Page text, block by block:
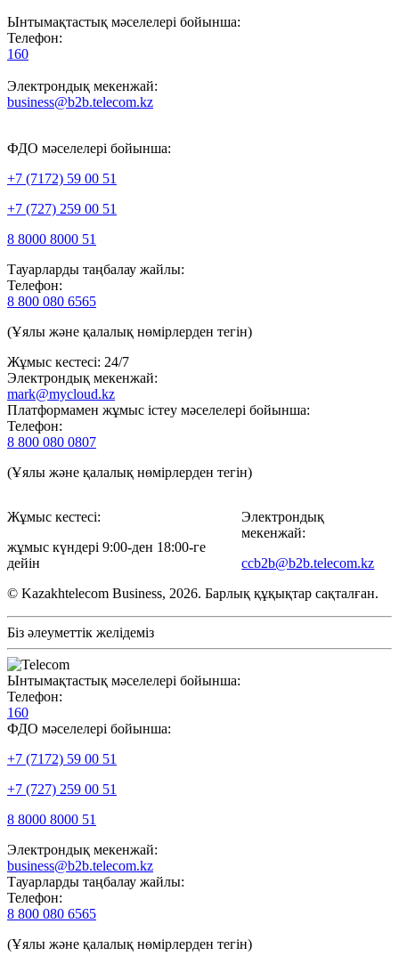
Ынтымақтастық мәселелері бойынша:
Телефон:
160
Электрондық мекенжай:
business@b2b.telecom.kz
ФДО мәселелері бойынша:
+7 (7172) 59 00 51
+7 (727) 259 00 51
8 8000 8000 51
Тауарларды таңбалау жайлы:
Телефон:
8 800 080 6565
(Ұялы және қалалық нөмірлерден тегін)
Жұмыс кестесі: 24/7
Электрондық мекенжай:
mark@mycloud.kz
Платформамен жұмыс істеу мәселелері бойынша:
Телефон:
8 800 080 0807
(Ұялы және қалалық нөмірлерден тегін)
Жұмыс кестесі:
жұмыс күндері 9:00-ден 18:00-ге
дейін
Электрондық
мекенжай:
ccb2b@b2b.telecom.kz
© Kazakhtelecom Business, 2026. Барлық құқықтар сақталған.
Біз әлеуметтік желідеміз
Ынтымақтастық мәселелері бойынша:
Телефон:
160
ФДО мәселелері бойынша:
+7 (7172) 59 00 51
+7 (727) 259 00 51
8 8000 8000 51
Электрондық мекенжай:
business@b2b.telecom.kz
Тауарларды таңбалау жайлы:
Телефон:
8 800 080 6565
(Ұялы және қалалық нөмірлерден тегін)